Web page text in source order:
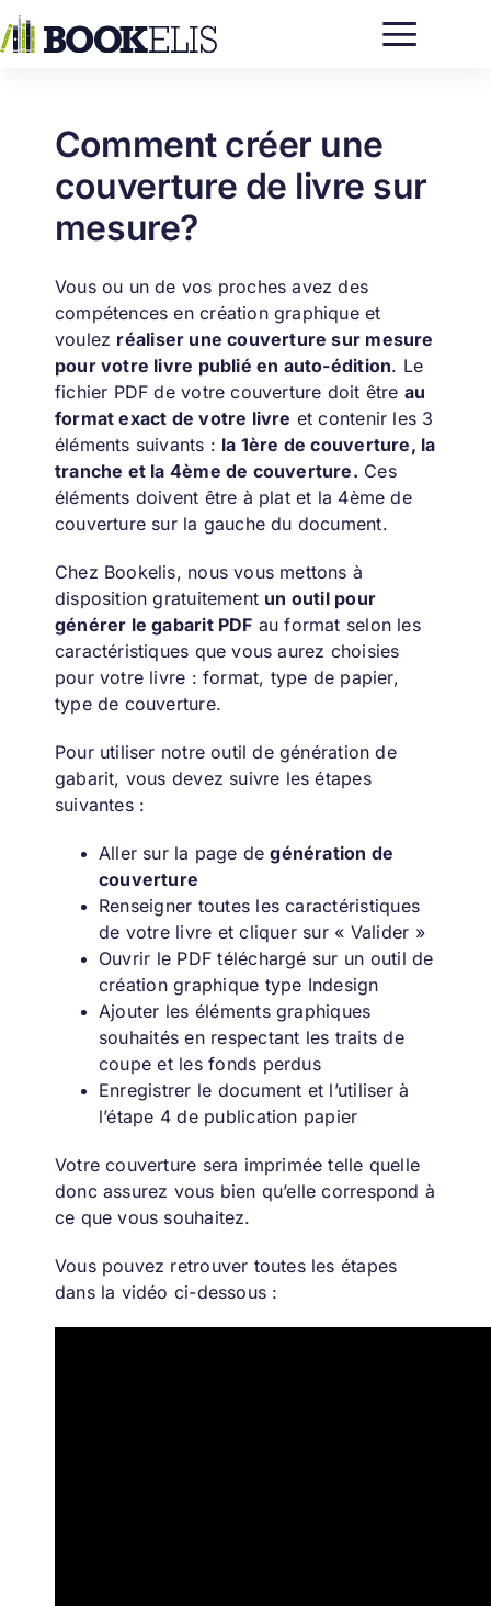
au
contenu
Comment créer une
couverture de livre sur
mesure?
Vous ou un de vos proches avez des
compétences en création graphique et
voulez réaliser une couverture sur mesure
pour votre livre publié en auto-édition. Le
fichier PDF de votre couverture doit être au
format exact de votre livre et contenir les 3
éléments suivants : la 1ère de couverture, la
tranche et la 4ème de couverture. Ces
éléments doivent être à plat et la 4ème de
couverture sur la gauche du document.
Chez Bookelis, nous vous mettons à
disposition gratuitement un outil pour
générer le gabarit PDF au format selon les
caractéristiques que vous aurez choisies
pour votre livre : format, type de papier,
type de couverture.
Pour utiliser notre outil de génération de
gabarit, vous devez suivre les étapes
suivantes :
Aller sur la page degénération de
couverture
Renseigner toutes les caractéristiques
de votre livre et cliquer sur « Valider »
Ouvrir le PDF téléchargé sur un outil de
création graphique type Indesign
Ajouter les éléments graphiques
souhaités en respectant les traits de
coupe et les fonds perdus
Enregistrer le document et l’utiliser à
l’étape 4 de publication papier
Votre couverture sera imprimée telle quelle
donc assurez vous bien qu’elle correspond à
ce que vous souhaitez.
Vous pouvez retrouver toutes les étapes
dans la vidéo ci-dessous :